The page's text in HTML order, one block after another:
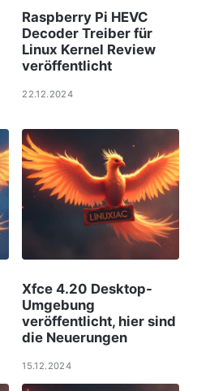
Raspberry Pi HEVC
Decoder Treiber für
Linux Kernel Review
veröffentlicht
22.12.2024
Xfce 4.20 Desktop-
Umgebung
veröffentlicht, hier sind
die Neuerungen
15.12.2024